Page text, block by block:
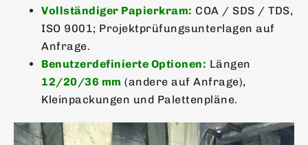
Vollständiger Papierkram: COA / SDS / TDS,
ISO 9001; Projektprüfungsunterlagen auf
Anfrage.
Benutzerdefinierte Optionen: Längen
12/20/36 mm (andere auf Anfrage),
Kleinpackungen und Palettenpläne.